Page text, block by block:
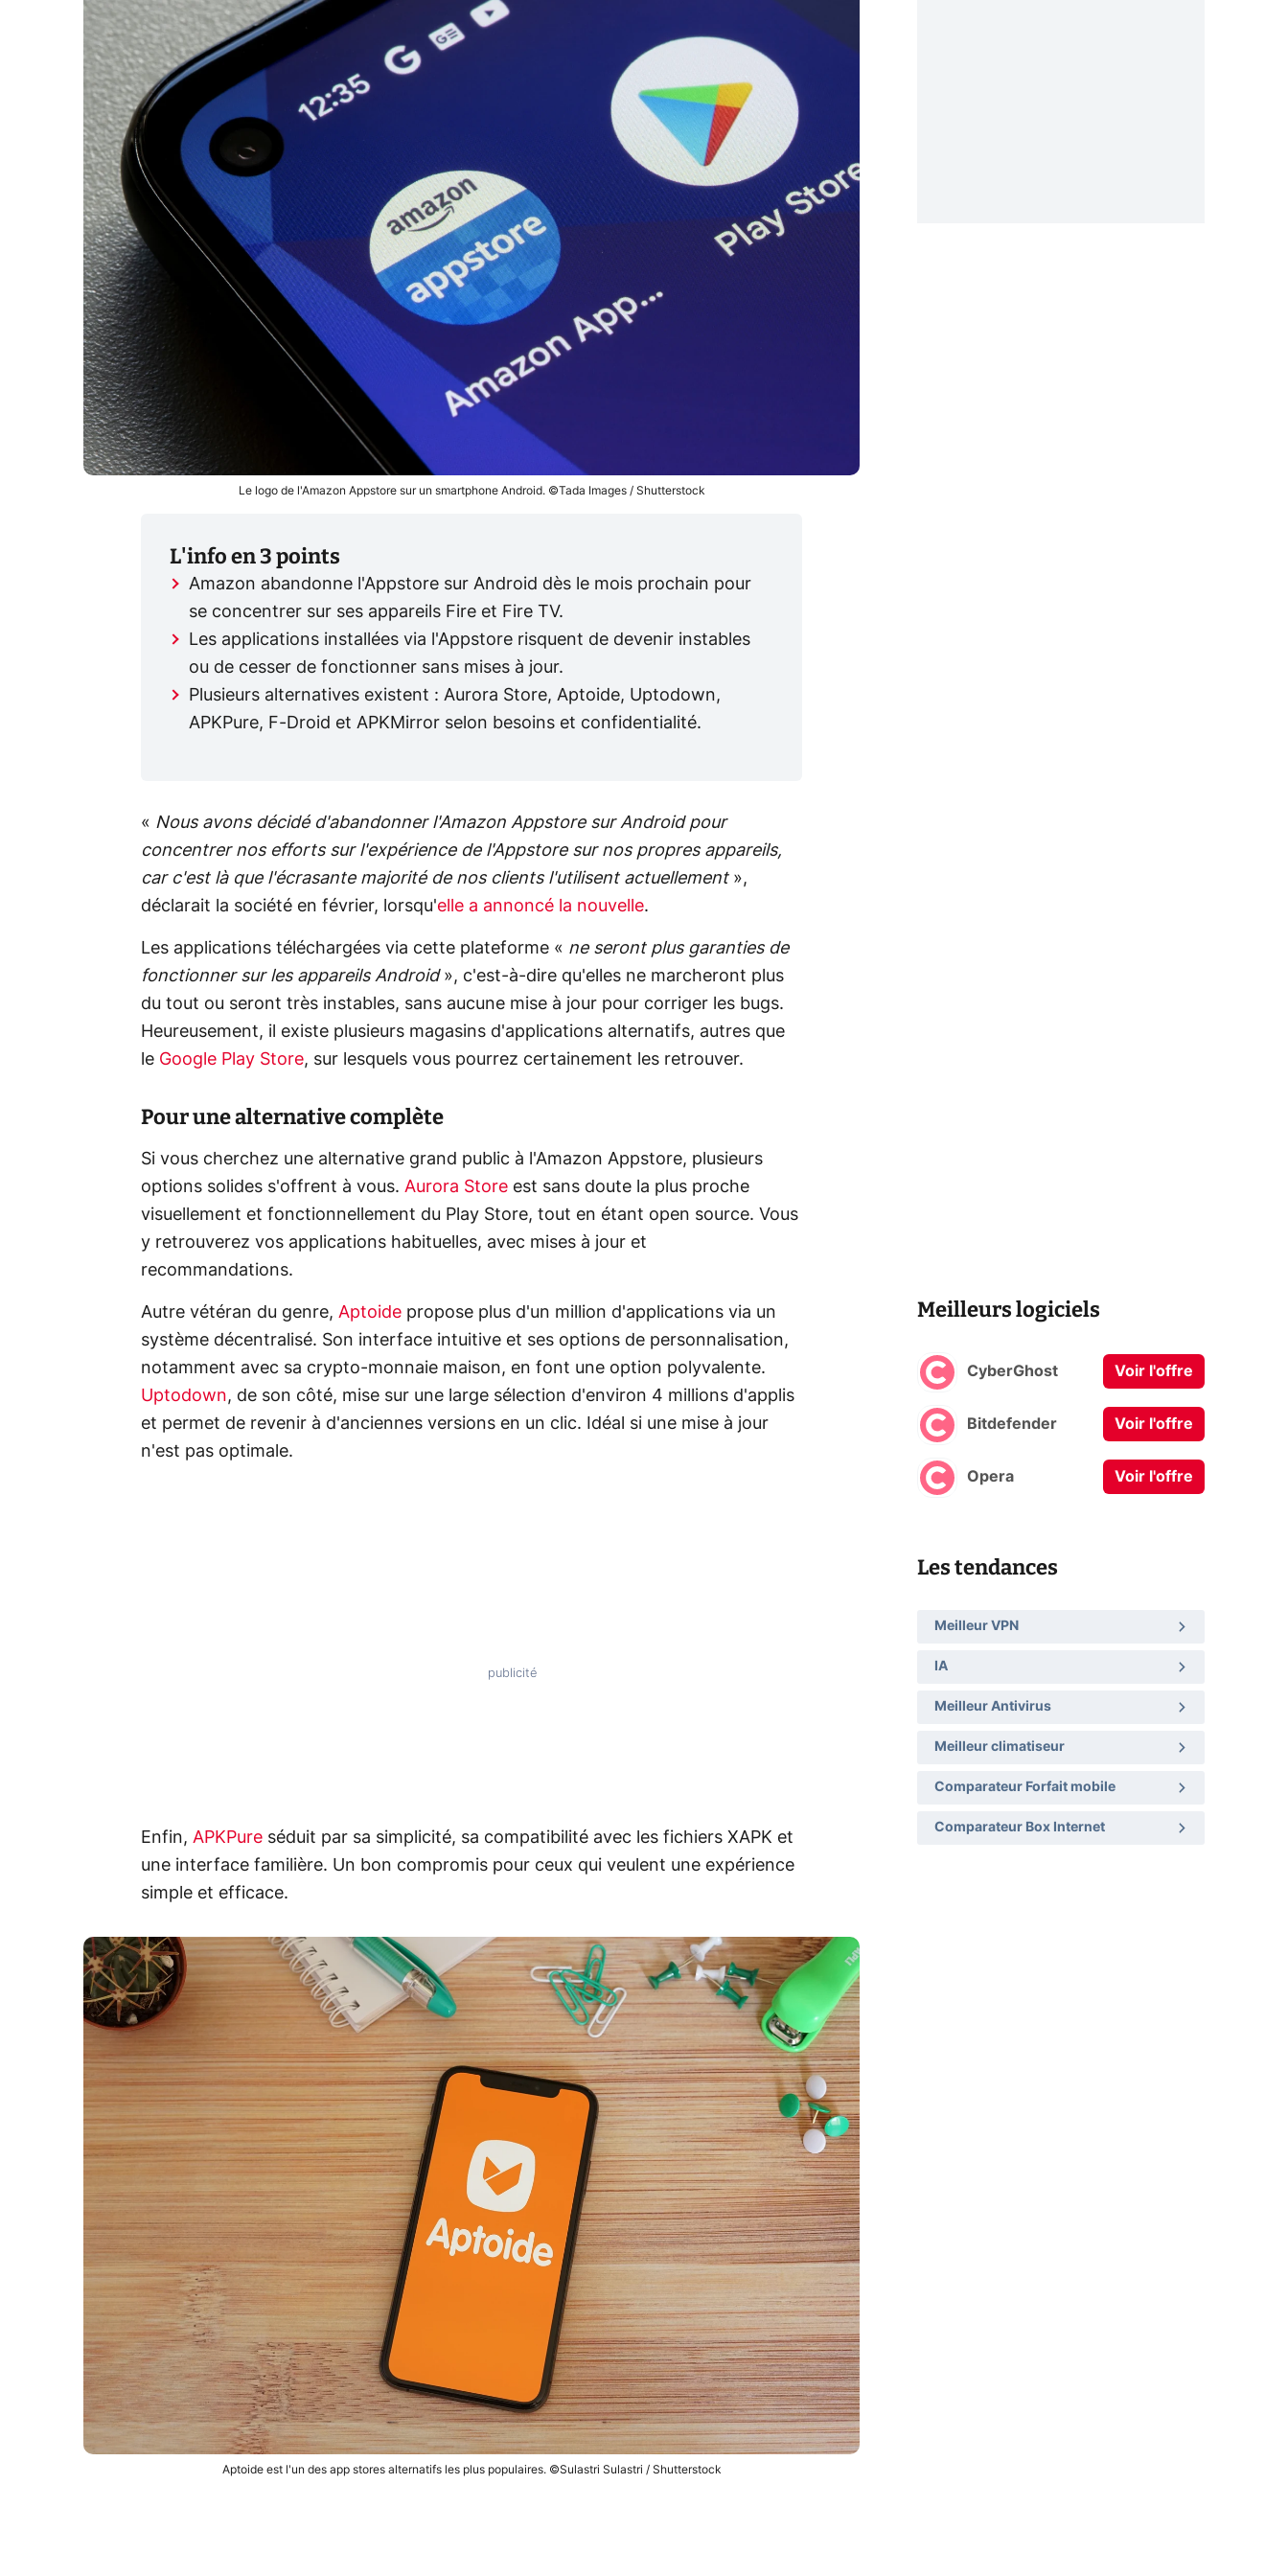
Le logo de l'Amazon Appstore sur un smartphone Android. ©Tada Images / Shutterstock
L'info en 3 points
Amazon abandonne l'Appstore sur Android dès le mois prochain pour
se concentrer sur ses appareils Fire et Fire TV.
Les applications installées via l'Appstore risquent de devenir instables
ou de cesser de fonctionner sans mises à jour.
Plusieurs alternatives existent : Aurora Store, Aptoide, Uptodown,
APKPure, F-Droid et APKMirror selon besoins et confidentialité.
« Nous avons décidé d'abandonner l'Amazon Appstore sur Android pour
concentrer nos efforts sur l'expérience de l'Appstore sur nos propres appareils,
car c'est là que l'écrasante majorité de nos clients l'utilisent actuellement »,
déclarait la société en février, lorsqu'elle a annoncé la nouvelle.
Les applications téléchargées via cette plateforme « ne seront plus garanties de
fonctionner sur les appareils Android », c'est-à-dire qu'elles ne marcheront plus
du tout ou seront très instables, sans aucune mise à jour pour corriger les bugs.
Heureusement, il existe plusieurs magasins d'applications alternatifs, autres que
le Google Play Store, sur lesquels vous pourrez certainement les retrouver.
Pour une alternative complète
Si vous cherchez une alternative grand public à l'Amazon Appstore, plusieurs
options solides s'offrent à vous. Aurora Store est sans doute la plus proche
visuellement et fonctionnellement du Play Store, tout en étant open source. Vous
y retrouverez vos applications habituelles, avec mises à jour et
recommandations.
Autre vétéran du genre, Aptoide propose plus d'un million d'applications via un
système décentralisé. Son interface intuitive et ses options de personnalisation,
notamment avec sa crypto-monnaie maison, en font une option polyvalente.
Uptodown, de son côté, mise sur une large sélection d'environ 4 millions d'applis
et permet de revenir à d'anciennes versions en un clic. Idéal si une mise à jour
n'est pas optimale.
Enfin, APKPure séduit par sa simplicité, sa compatibilité avec les fichiers XAPK et
une interface familière. Un bon compromis pour ceux qui veulent une expérience
simple et efficace.
Aptoide est l'un des app stores alternatifs les plus populaires. ©Sulastri Sulastri / Shutterstock
Meilleurs logiciels
CyberGhost Voir l'offre
Bitdefender Voir l'offre
Opera Voir l'offre
Les tendances
Meilleur VPN
IA
Meilleur Antivirus
Meilleur climatiseur
Comparateur Forfait mobile
Comparateur Box Internet